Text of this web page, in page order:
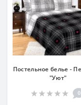
Постельное белье -
"Уют"
0